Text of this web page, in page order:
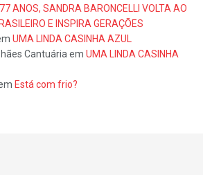
ANOS, SANDRA BARONCELLI VOLTA AO
E INSPIRA GERAÇÕES
UMA LINDA CASINHA AZUL
Cantuária em UMA LINDA CASINHA
Está com frio?